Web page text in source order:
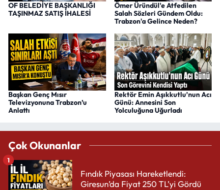
OF BELEDİYE BAŞKANLIĞI
TAŞINMAZ SATIŞ İHALESİ
Ömer Üründül'e Atfedilen
Salah Sözleri Gündem Oldu:
Trabzon'a Gelince Neden?
Başkan Genç Mısır
Televizyonuna Trabzon’u
Anlattı
Rektör Emin Aşıkkutlu’nun Acı
Günü: Annesini Son
Yolculuğuna Uğurladı
Çok Okunanlar
Fındık Piyasası Hareketlendi:
Giresun’da Fiyat 250 TL’yi Gördü
1